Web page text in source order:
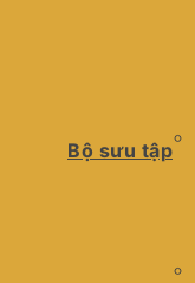
Bộ sưu tập